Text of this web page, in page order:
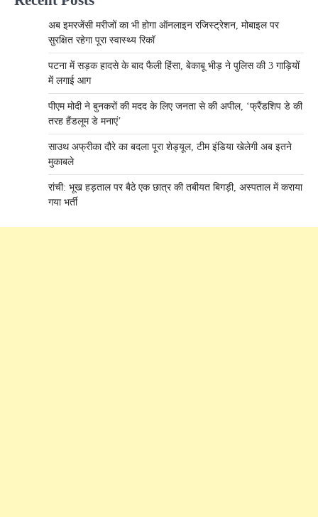
अब इमरजेंसी मरीजों का भी होगा ऑनलाइन रजिस्ट्रेशन, मोबाइल पर
सुरक्षित रहेगा पूरा स्वास्थ्य रिकॉ
पटना में सड़क हादसे के बाद फैली हिंसा, बेकाबू भीड़ ने पुलिस की 3 गाड़ियों
में लगाई आग
पीएम मोदी ने बुनकरों की मदद के लिए जनता से की अपील, ‘फ्रैंडशिप डे की
तरह हैंडलूम डे मनाएं’
साउथ अफ्रीका दौरे का बदला पूरा शेड्यूल, टीम इंडिया खेलेगी अब इतने
मुकाबले
रांची: भूख हड़ताल पर बैठे एक छात्र की तबीयत बिगड़ी, अस्पताल में कराया
गया भर्ती